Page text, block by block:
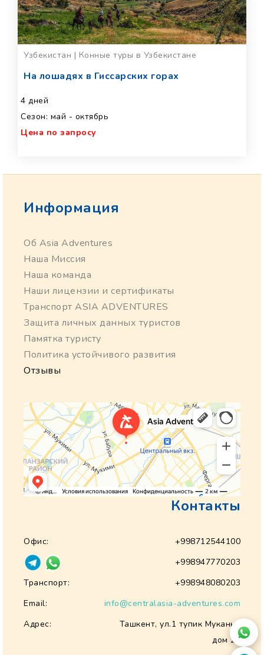
Узбекистан | Конные туры в Узбекистане
На лошадях в Гиссарских горах
4 дней
Сезон: май - октябрь
Цена по запросу
Информация
Об Asia Adventures
Наша Миссия
Наша команда
Наши лицензии и сертификаты
Транспорт ASIA ADVENTURES
Защита личных данных туристов
Памятка туристу
Политика устойчивого развития
Отзывы
Контакты
Офис:
+998712544100
+998947770203
Транспорт:
+998948080203
Email:
info@centralasia-adventures.com
Адрес:
Ташкент, ул.1 тупик Муканна
дом 28